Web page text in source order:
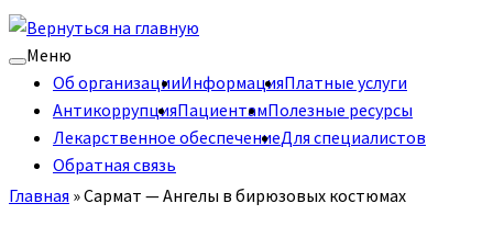
Меню
Об организацииИнформацияПлатные услуги
АнтикоррупцияПациентамПолезные ресурсы
Лекарственное обеспечениеДля специалистов
Обратная связь
Главная »Сармат — Ангелы в бирюзовых костюмах